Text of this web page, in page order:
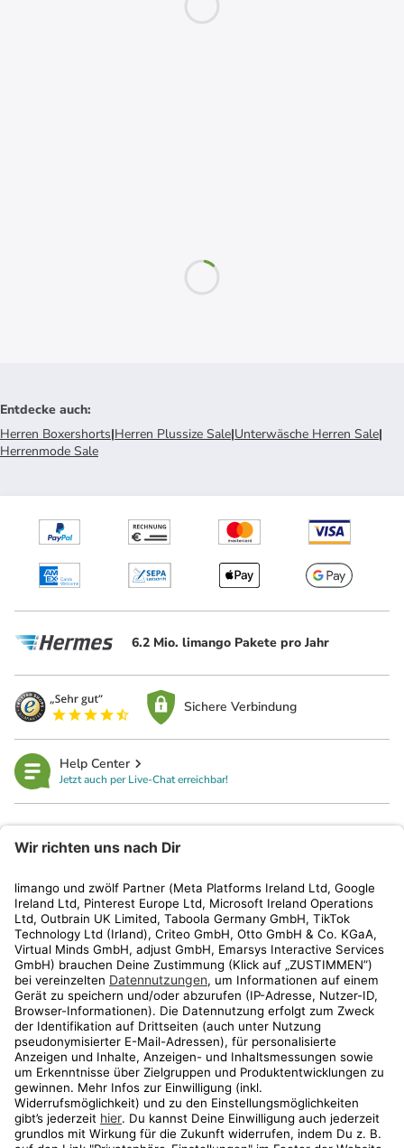
Entdecke auch:
Herren Boxershorts|Herren Plussize Sale|Unterwäsche Herren Sale|
Herrenmode Sale
6.2 Mio. limango Pakete pro Jahr
Sichere Verbindung
Help Center
Jetzt auch per Live-Chat erreichbar!
Kundenservice
Shop
Aktionen
Travel